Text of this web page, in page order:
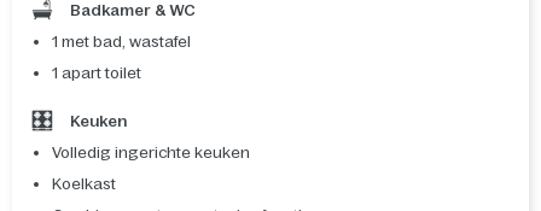
Badkamer & WC
1 met bad, wastafel
1 apart toilet
Keuken
Volledig ingerichte keuken
Koelkast